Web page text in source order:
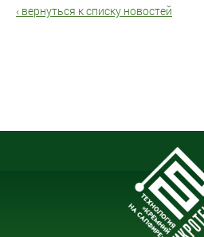
‹ вернуться к списку новостей